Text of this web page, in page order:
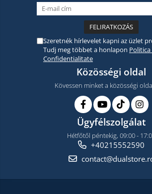
Szeretnék hírlevelet kapni az üzlet
Tudj meg többet a honlapon Politica
Confidentialitate
Közösségi oldal
Kövessen minket a közösségi
Ügyfélszolgálat
Hétfőtől péntekig, 09:00 -
+40215552590